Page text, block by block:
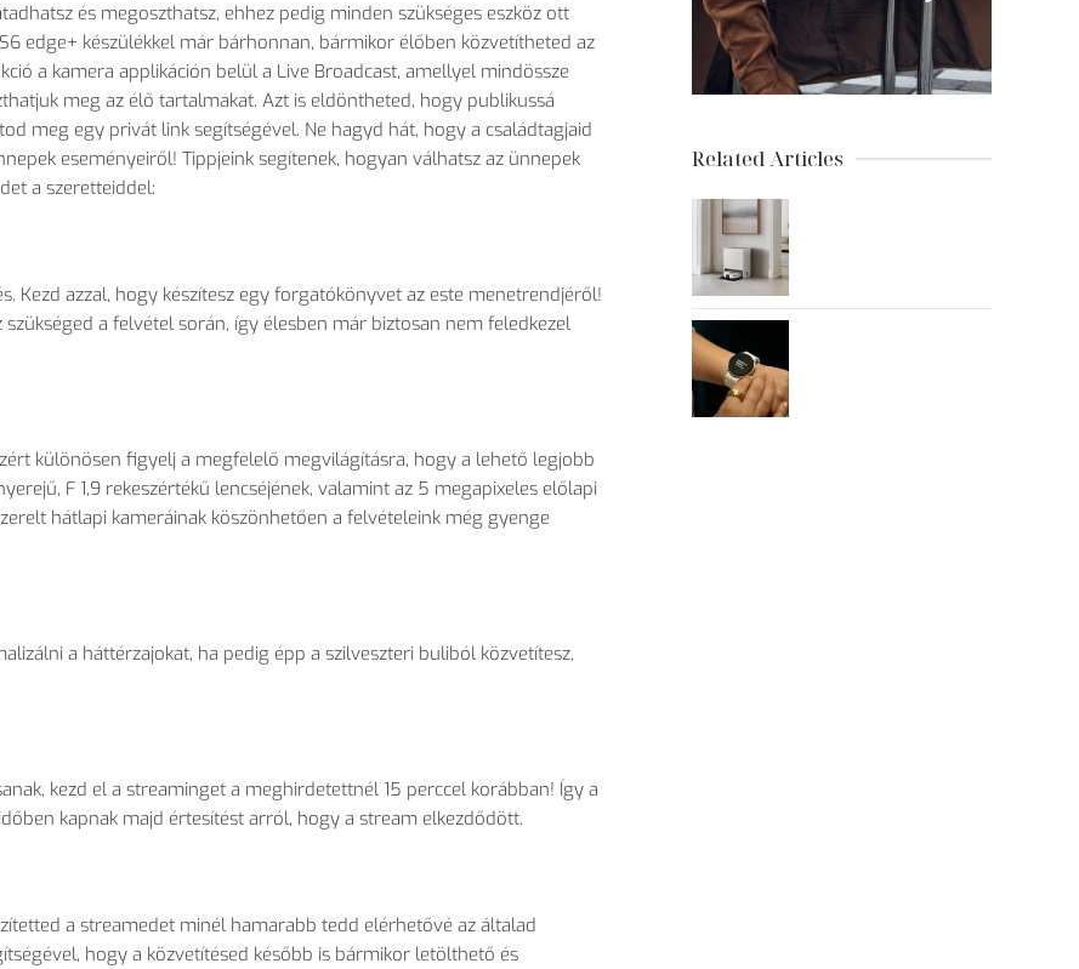
és megoszthatsz, ehhez pedig minden szükséges eszköz ott
edge+ készülékkel már bárhonnan, bármikor élőben közvetítheted az
a kamera applikáción belül a Live Broadcast, amellyel mindössze
meg az élő tartalmakat. Azt is eldöntheted, hogy publikussá
meg egy privát link segítségével. Ne hagyd hát, hogy a családtagjaid
eseményeiről! Tippjeink segítenek, hogyan válhatsz az ünnepek
a szeretteiddel:
Kezd azzal, hogy készítesz egy forgatókönyvet az este menetrendjéről!
a felvétel során, így élesben már biztosan nem feledkezel
különösen figyelj a megfelelő megvilágításra, hogy a lehető legjobb
F 1,9 rekeszértékű lencséjének, valamint az 5 megapixeles előlapi
hátlapi kameráinak köszönhetően a felvételeink még gyenge
a háttérzajokat, ha pedig épp a szilveszteri buliból közvetítesz,
kezd el a streaminget a meghirdetettnél 15 perccel korábban! Így a
kapnak majd értesítést arról, hogy a stream elkezdődött.
a streamedet minél hamarabb tedd elérhetővé az általad
hogy a közvetítésed később is bármikor letölthető és
Related Articles